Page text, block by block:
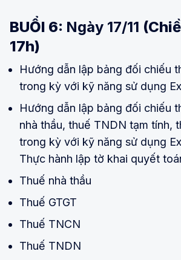
BUỔI 6: Ngày 17/11
17h)
Hướng dẫn lập bảng đối chiếu
trong kỳ với kỹ năng sử dụng
Hướng dẫn lập bảng đối chiếu
nhà thầu, thuế TNDN tạm tính,
trong kỳ với kỹ năng sử dụng
Thực hành lập tờ khai quyết
Thuế nhà thầu
Thuế GTGT
Thuế TNCN
Thuế TNDN